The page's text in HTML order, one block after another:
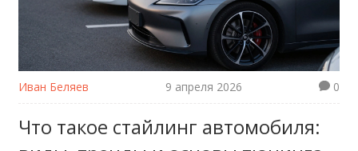
Иван Беляев 9 апреля 2026 0
Что такое стайлинг автомобиля: